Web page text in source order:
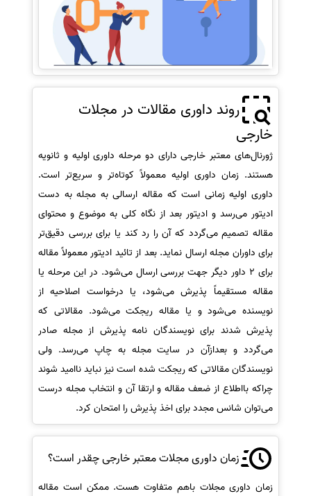
روند داوری مقالات در مجلات
خارجی
ژورنال‌های معتبر خارجی دارای دو مرحله داوری اولیه و ثانویه
هستند. زمان داوری اولیه معمولاً کوتاه‌تر و سریع‌تر است.
داوری اولیه زمانی است که مقاله ارسالی به مجله به دست
ادیتور می‌رسد و ادیتور بعد از نگاه کلی به موضوع و محتوای
مقاله تصمیم می‌گردد که آن را رد کند یا برای بررسی دقیق‌تر
برای داوران مجله ارسال نماید. بعد از تائید ادیتور معمولاً مقاله
برای 2 داور دیگر جهت بررسی ارسال می‌شود. در این مرحله یا
مقاله مستقیماً پذیرش می‌شود، یا درخواست اصلاحیه از
نویسنده می‌شود و یا مقاله ریجکت می‌شود. مقالاتی که
پذیرش شدند برای نویسندگان نامه پذیرش از مجله صادر
می‌گردد و بعدازآن در سایت مجله به چاپ می‌رسد. ولی
نویسندگان مقالاتی که ریجکت شده است نیز نباید ناامید شوند
چراکه بااطلاع از ضعف مقاله و ارتقا آن و انتخاب مجله درست
می‌توان شانس مجدد برای اخذ پذیرش را امتحان کرد.
زمان داوری مجلات معتبر خارجی چقدر است؟
زمان داوری مجلات باهم متفاوت هست. ممکن است مقاله